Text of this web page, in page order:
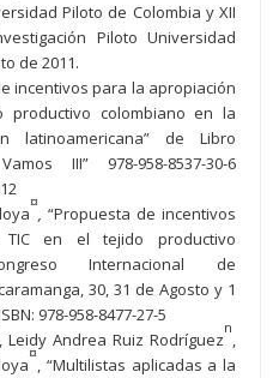
Piloto de Colombia y XII
Piloto Universidad
de 2011.
incentivos para la apropiación
colombiano en la
de Libro
III” 978-958-8537-30-6
¤
,“Propuesta de incentivos
en el tejido productivo
Internacional de
30, 31 de Agosto y 1
978-958-8477-27-5
, Leidy Andrea Ruiz Rodríguez
n
,
¤
, “Multilistas aplicadas a la